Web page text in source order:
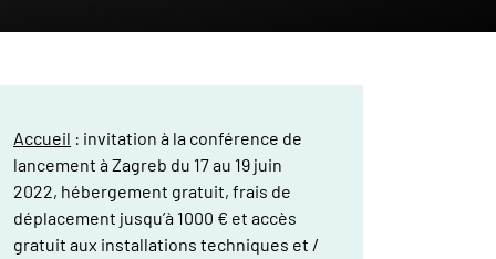
Accueil : invitation à la conférence de
lancement à Zagreb du 17 au 19 juin
2022, hébergement gratuit, frais de
déplacement jusqu’à 1000 € et accès
gratuit aux installations techniques et /